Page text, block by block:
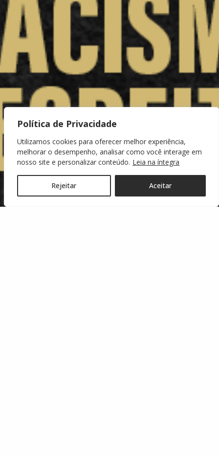
Política de Privacidade
Utilizamos cookies para oferecer melhor experiência,
melhorar o desempenho, analisar como você interage em
nosso site e personalizar conteúdo. Leia na íntegra
Rejeitar Aceitar